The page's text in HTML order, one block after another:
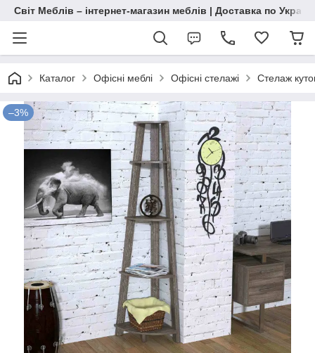
Світ Меблів – інтернет-магазин меблів | Доставка по
Каталог Офісні меблі Офісні стелажі Стелаж
–3%